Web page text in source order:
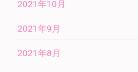
2021年10月
2021年9月
2021年8月